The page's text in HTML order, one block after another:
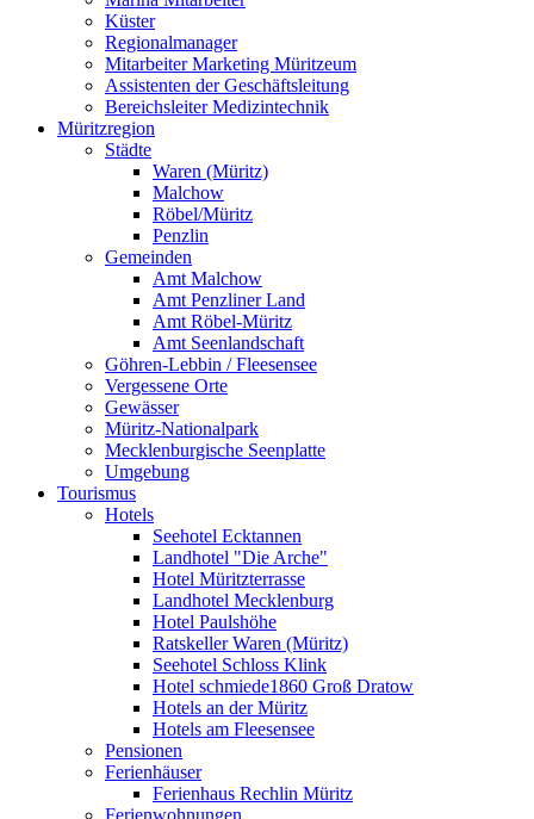
Küster
Regionalmanager
Mitarbeiter Marketing Müritzeum
Assistenten der Geschäftsleitung
Bereichsleiter Medizintechnik
Müritzregion
Städte
Waren (Müritz)
Malchow
Röbel/Müritz
Penzlin
Gemeinden
Amt Malchow
Amt Penzliner Land
Amt Röbel-Müritz
Amt Seenlandschaft
Göhren-Lebbin / Fleesensee
Vergessene Orte
Gewässer
Müritz-Nationalpark
Mecklenburgische Seenplatte
Umgebung
Tourismus
Hotels
Seehotel Ecktannen
Landhotel "Die Arche"
Hotel Müritzterrasse
Landhotel Mecklenburg
Hotel Paulshöhe
Ratskeller Waren (Müritz)
Seehotel Schloss Klink
Hotel schmiede1860 Groß Dratow
Hotels an der Müritz
Hotels am Fleesensee
Pensionen
Ferienhäuser
Ferienhaus Rechlin Müritz